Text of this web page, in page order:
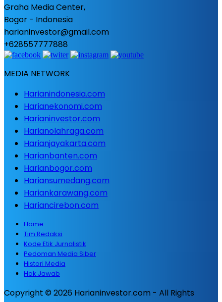
Graha Media Center,
Bogor - Indonesia
harianinvestor@gmail.com
+628557777888
MEDIA NETWORK
Harianindonesia.com
Harianekonomi.com
Harianinvestor.com
Harianolahraga.com
Harianjayakarta.com
Harianbanten.com
Harianbogor.com
Hariansumedang.com
Hariankarawang.com
Hariancirebon.com
Home
Tim Redaksi
Kode Etik Jurnalistik
Pedoman Media Siber
Histori Media
Hak Jawab
Copyright © 2026 Harianinvestor.com - All Rights